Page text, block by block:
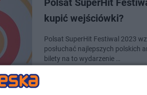
Polsat SuperHit
kupić wejściówki?
Polsat SuperHit Festiwal 2023
posłuchać najlepszych polskich
bilety na to wydarzenie …